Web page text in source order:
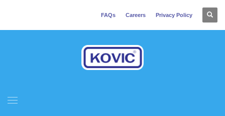
FAQs Careers Privacy Policy